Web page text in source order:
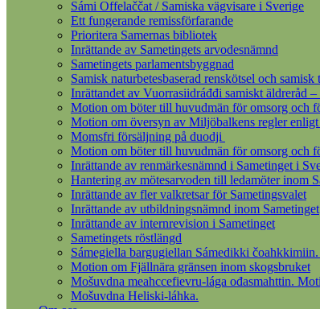
Sámi Offelaččat / Samiska vägvisare i Sverige
Ett fungerande remissförfarande
Prioritera Samernas bibliotek
Inrättande av Sametingets arvodesnämnd
Sametingets parlamentsbyggnad
Samisk naturbetesbaserad renskötsel och
Inrättandet av Vuorrasiidráđđi samiskt äldreråd
Motion om böter till huvudmän för omsorg och
Motion om översyn av Miljöbalkens regler
Momsfri försäljning på duodji
Motion om böter till huvudmän för omsorg och
Inrättande av renmärkesnämnd i Sametinget i
Hantering av mötesarvoden till ledamöter inom
Inrättande av fler valkretsar för Sametingsvalet
Inrättande av utbildningsnämnd inom Sametinget
Inrättande av internrevision i Sametinget
Sametingets röstlängd
Sámegiella bargugiellan Sámedikki
Motion om Fjällnära gränsen inom skogsbruket
Mošuvdna meahccefievru-lága ođasmahttin.
Mošuvdna Heliski-láhka.